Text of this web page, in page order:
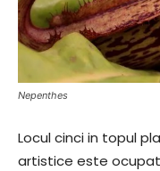
Nepenthes
Locul cinci in topul
artistice este